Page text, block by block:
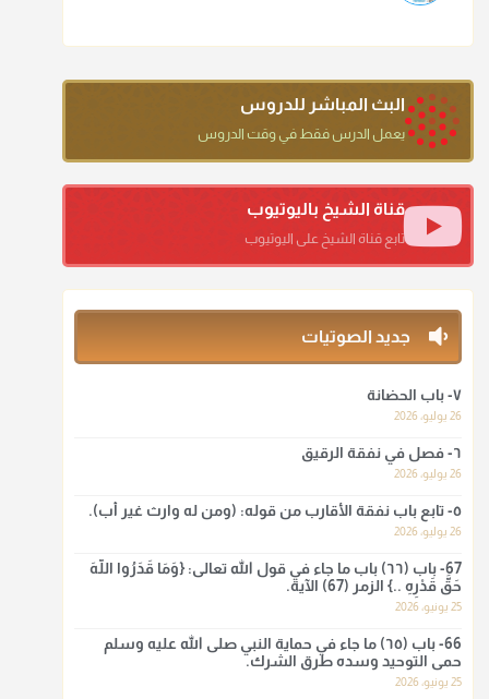
ما كنت أظن أن الله بقي يخلق مثلك.
أ.د. صالح الشمراني
أ.د. صالح الشمراني
ومن المعاصرين أنكره الشيخ بكر أبو زيد وابن عثيمين، وحسبك
بقول الإمام مالك رحمه الله :"ما سمعتُ أنه يدعو عند ختم
منذ 3 شهر
لا أعلم لدعاء ختم القرآن في الصلاة أصلاً صحيحاً يعتمد عليه من
سنة الرسول صلى الله عليه وسلّم، ولا من عمل الصحابة رضي
الله عنهم. ابن عثيمين.
منذ 3 شهر
أ.د. صالح الشمراني
البث المباشر للدروس
يعمل الدرس فقط في وقت الدروس
قناة الشيخ باليوتيوب
تابع قناة الشيخ على اليوتيوب
جديد الصوتيات
٧- باب الحضانة
26 يوليو، 2026
٦- فصل في نفقة الرقيق
26 يوليو، 2026
٥- تابع باب نفقة الأقارب من قوله: (ومن له وارث غير أب).
26 يوليو، 2026
67- باب (٦٦) باب ما جاء في قول الله تعالى: {وَمَا قَدَرُوا اللَّهَ
حَقَّ قَدْرِهِ ..} الزمر (67) الآية.
25 يونيو، 2026
66- باب (٦٥) ما جاء في حماية النبي صلى الله عليه وسلم
حمى التوحيد وسده طرق الشرك.
25 يونيو، 2026